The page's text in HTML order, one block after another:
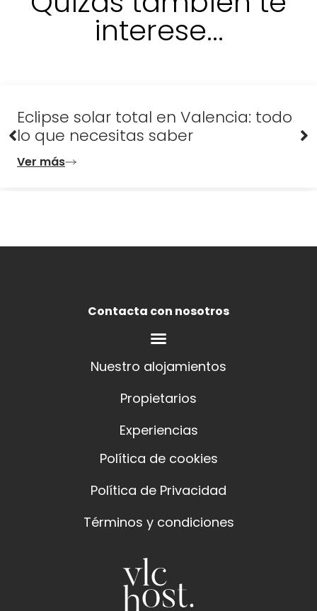
interese...
Eclipse solar total en Valencia: todo
lo que necesitas saber
Ver más
Contacta con nosotros
Nuestro alojamientos
Propietarios
Experiencias
Política de cookies
Política de Privacidad
Términos y condiciones